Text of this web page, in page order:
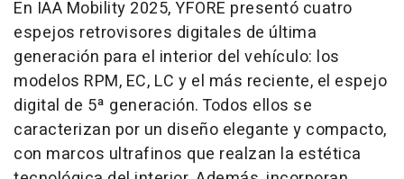
En IAA Mobility 2025, YFORE presentó cuatro
espejos retrovisores digitales de última
generación para el interior del vehículo: los
modelos RPM, EC, LC y el más reciente, el espejo
digital de 5ª generación. Todos ellos se
caracterizan por un diseño elegante y compacto,
con marcos ultrafinos que realzan la estética